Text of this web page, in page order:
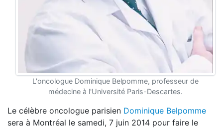
L'oncologue Dominique Belpomme, professeur de
médecine à l'Université Paris-Descartes.
Le célèbre oncologue parisien Dominique Belpomme
sera à Montréal le samedi, 7 juin 2014 pour faire le